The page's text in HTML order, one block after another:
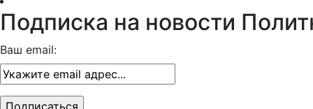
Подписка на новости
Ваш email: